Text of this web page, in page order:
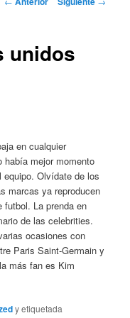
unidos
en cualquier
había mejor momento
equipo. Olvídate de los
marcas ya reproducen
La prenda en
de las celebrities.
ocasiones con
Paris Saint-Germain y
más fan es Kim
y etiquetada